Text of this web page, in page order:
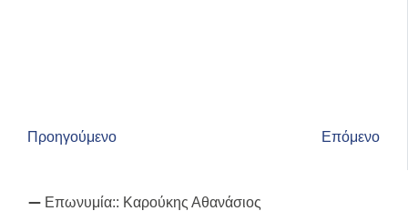
Προηγούμενο Επόμενο
Επωνυμία:: Καρούκης Αθανάσιος